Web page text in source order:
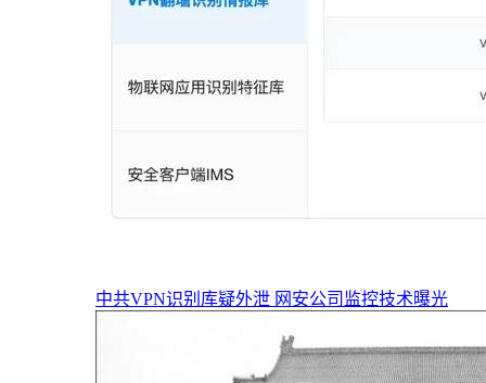
中共VPN识别库疑外泄 网安公司监控技术曝光